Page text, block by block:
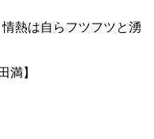
熱は自らフツフツと湧
満】